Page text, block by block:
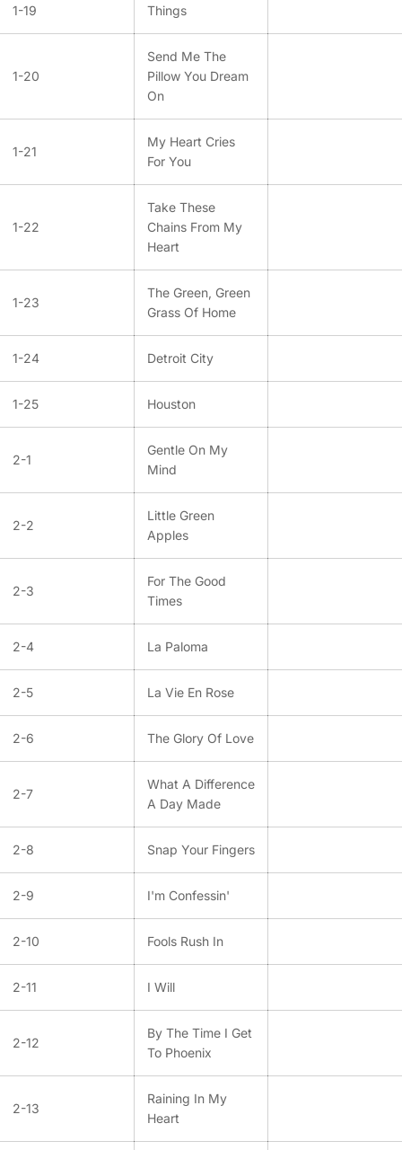
1-19 Things
1-20
Send Me The
Pillow You Dream
On
1-21
My Heart Cries
For You
1-22
Take These
Chains From My
Heart
1-23
The Green, Green
Grass Of Home
1-24 Detroit City
1-25 Houston
2-1
Gentle On My
Mind
2-2
Little Green
Apples
2-3
For The Good
Times
2-4 La Paloma
2-5 La Vie En Rose
2-6 The Glory Of Love
2-7
What A Difference
A Day Made
2-8 Snap Your Fingers
2-9 I'm Confessin'
2-10 Fools Rush In
2-11 I Will
2-12
By The Time I Get
To Phoenix
2-13
Raining In My
Heart